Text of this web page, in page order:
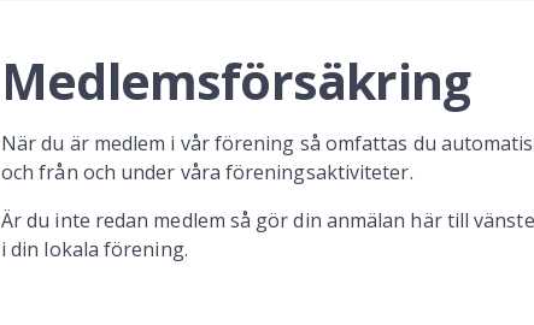
Medlemsförsäkring
När du är medlem i vår förening så omfattas du
och från och under våra föreningsaktiviteter.
Är du inte redan medlem så gör din anmälan här till
i din lokala förening.